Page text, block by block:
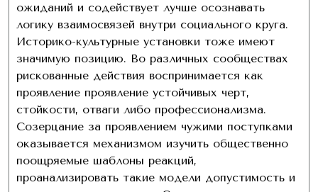
ожиданий и содействует лучше осознавать
логику взаимосвязей внутри социального круга.
Историко-культурные установки тоже имеют
значимую позицию. Во различных сообществах
рискованные действия воспринимается как
проявление проявление устойчивых черт,
стойкости, отваги либо профессионализма.
Созерцание за проявлением чужими поступками
оказывается механизмом изучить общественно
поощряемые шаблоны реакций,
проанализировать такие модели допустимость и